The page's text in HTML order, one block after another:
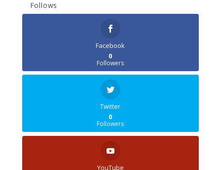
Follows
Facebook
0
Followers
Twitter
0
Followers
YouTube